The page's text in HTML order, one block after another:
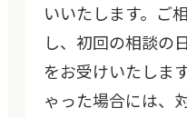
いいたします。ご
し、初回の相談の
をお受けいたしま
ゃった場合には、